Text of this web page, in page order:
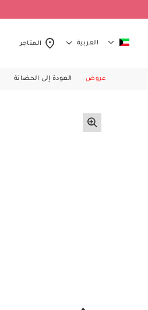
العربية المتاجر
عروض العودة إلى الحضانة